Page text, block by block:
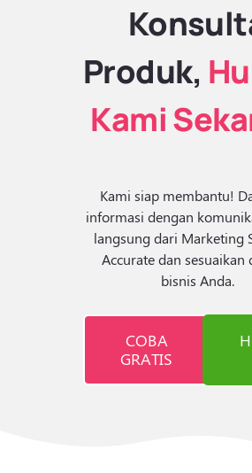
Produk,
Kami
Kami siap membantu!
informasi dengan
langsung dari Marketing
Accurate dan sesuaikan
bisnis Anda.
COBA
GRATIS